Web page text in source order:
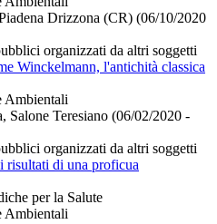
Drizzona (CR) (06/10/2020
organizzati da altri soggetti
Winckelmann, l'antichità classica
Ambientali
Salone Teresiano (06/02/2020 -
organizzati da altri soggetti
risultati di una proficua
per la Salute
Ambientali